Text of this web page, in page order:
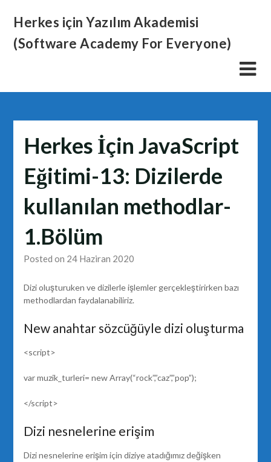
content
Herkes için Yazılım Akademisi
(Software Academy For Everyone)
Herkes İçin JavaScript
Eğitimi-13: Dizilerde
kullanılan methodlar-
1.Bölüm
Posted on 24 Haziran 2020
Dizi oluşturuken ve dizilerle işlemler gerçekleştirirken bazı
methodlardan faydalanabiliriz.
New anahtar sözcüğüyle dizi oluşturma
<script>
var muzik_turleri= new Array(“rock”,”caz”,”pop”);
</script>
Dizi nesnelerine erişim
Dizi nesnelerine erişim için diziye atadığımız değişken